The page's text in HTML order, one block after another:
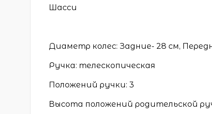
Шасси
Диаметр колес: Задние- 28 см,
Ручка: телескопическая
Положений ручки: 3
Высота положений родительской